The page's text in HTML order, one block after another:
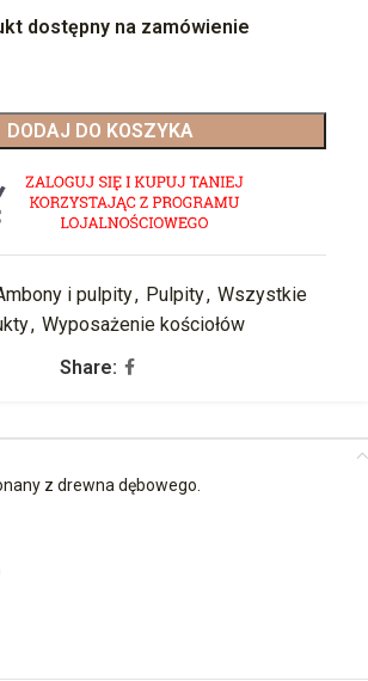
dostępny na zamówienie
DODAJ DO KOSZYKA
i pulpity, Pulpity, Wszystkie
, Wyposażenie kościołów
Share:
z drewna dębowego.